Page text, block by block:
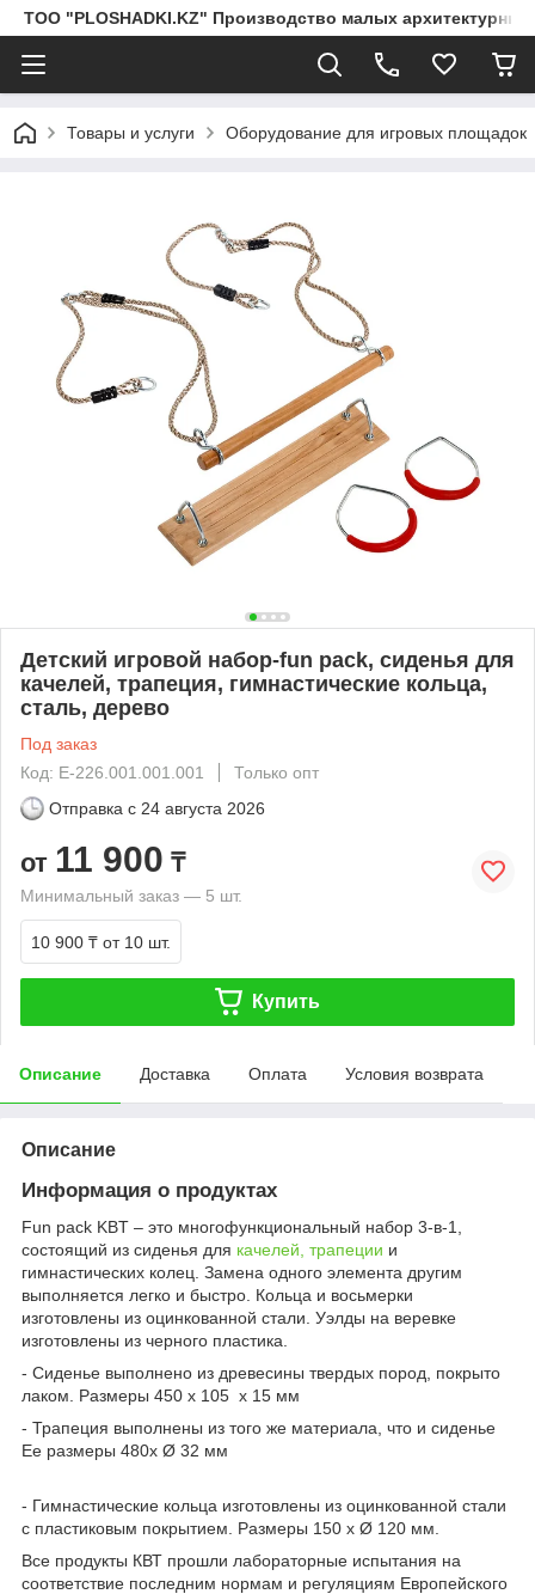
ТОО "PLOSHADKI.KZ" Производство малых
Товары и услуги Оборудование для игровых площадок
Детский игровой набор-fun pack, сиденья для
качелей, трапеция, гимнастические кольца,
сталь, дерево
Под заказ
Код: E-226.001.001.001
Только опт
Отправка с 24 августа 2026
от 11 900 ₸
Минимальный заказ — 5 шт.
10 900 ₸ от 10 шт.
Купить
Описание Доставка Оплата Условия возврата
Описание
Информация о продуктах
Fun pack KBT – это многофункциональный набор 3-в-1,
состоящий из сиденья для качелей, трапеции и
гимнастических колец. Замена одного элемента другим
выполняется легко и быстро. Кольца и восьмерки
изготовлены из оцинкованной стали. Уэлды на веревке
изготовлены из черного пластика.
- Сиденье выполнено из древесины твердых пород, покрыто
лаком. Размеры 450 х 105 х 15 мм
- Трапеция выполнены из того же материала, что и сиденье
Ее размеры 480х Ø 32 мм
- Гимнастические кольца изготовлены из оцинкованной стали
с пластиковым покрытием. Размеры 150 х Ø 120 мм.
Все продукты КВТ прошли лабораторные испытания на
соответствие последним нормам и регуляциям Европейского